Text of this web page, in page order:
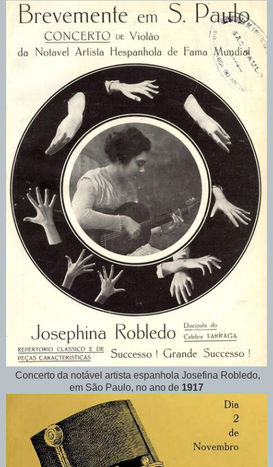
Concerto da notável artista espanhola Josefina Robledo,
em São Paulo, no ano de 1917